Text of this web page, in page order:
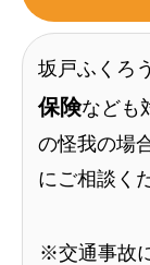
坂戸ふくろ
保険なども
の怪我の場
にご相談く
※交通事故